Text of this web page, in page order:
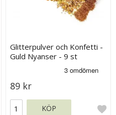
Glitterpulver och Konfetti -
Guld Nyanser - 9 st
89 kr
KÖP